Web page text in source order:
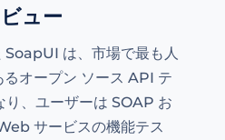
ビュー
は、市場で最も人
オープン ソース API テ
り、ユーザーは SOAP お
サービスの機能テス